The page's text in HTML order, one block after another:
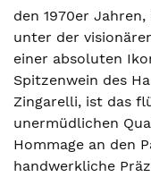
den 1970er
unter der
einer absoluten
Spitzenwein des
Zingarelli, ist das
unermüdlichen
Hommage an den
handwerkliche